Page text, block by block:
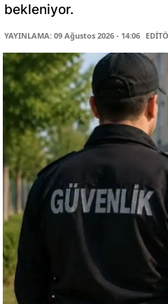
bekleniyor.
YAYINLAMA: 09 Ağustos 2026 - 14:06